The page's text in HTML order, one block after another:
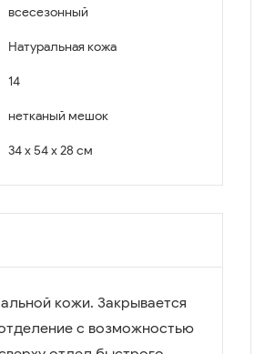
всесезонный
Натуральная кожа
14
нетканый мешок
34 x 54 x 28 см
кожи. Закрывается
с возможностью